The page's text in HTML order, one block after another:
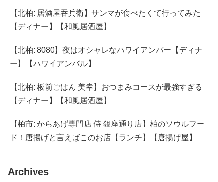
【北柏: 居酒屋吞兵衛】サンマが食べたくて行ってみた
【ディナー】【和風居酒屋】
【北柏: 8080】夜はオシャレなハワイアンバー【ディナ
ー】【ハワイアンバル】
【北柏: 板前ごはん 美幸】おつまみコースが最強すぎる
【ディナー】【和風居酒屋】
【柏市: からあげ専門店 侍 銀座通り店】柏のソウルフー
ド！唐揚げと言えばこのお店【ランチ】【唐揚げ屋】
Archives